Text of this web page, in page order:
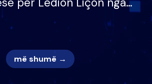
për Ledion Liçon nga
e tij, moderatori
dot lotët: Nuk meritoj…
më shumë →